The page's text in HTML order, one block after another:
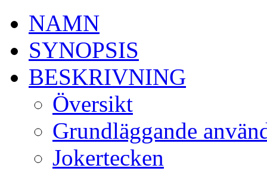
NAMN
SYNOPSIS
BESKRIVNING
Översikt
Grundläggande
Jokertecken